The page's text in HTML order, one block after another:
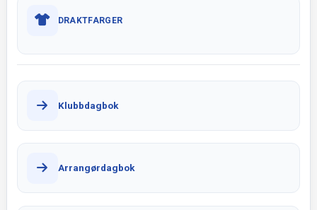
DRAKTFARGER
Klubbdagbok
Arrangørdagbok